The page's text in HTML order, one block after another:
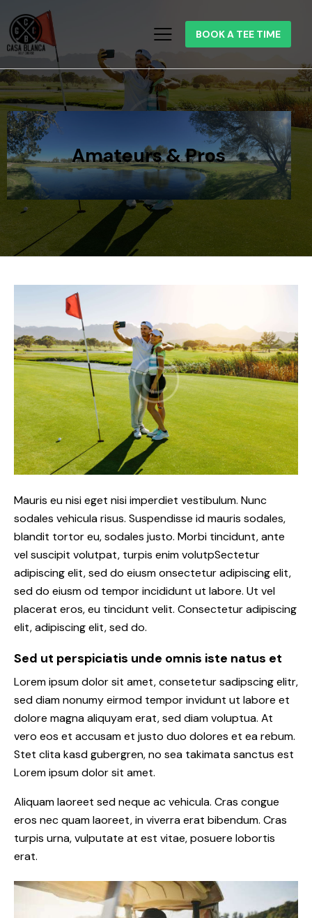
BOOK A TEE TIME
Amateurs & Pros
Mauris eu nisi eget nisi imperdiet vestibulum. Nunc
sodales vehicula risus. Suspendisse id mauris sodales,
blandit tortor eu, sodales justo. Morbi tincidunt, ante
vel suscipit volutpat, turpis enim volutpSectetur
adipiscing elit, sed do eiusm onsectetur adipiscing elit,
sed do eiusm od tempor incididunt ut labore. Ut vel
placerat eros, eu tincidunt velit. Consectetur adipiscing
elit, adipiscing elit, sed do.
Sed ut perspiciatis unde omnis iste natus et
Lorem ipsum dolor sit amet, consetetur sadipscing elitr,
sed diam nonumy eirmod tempor invidunt ut labore et
dolore magna aliquyam erat, sed diam voluptua. At
vero eos et accusam et justo duo dolores et ea rebum.
Stet clita kasd gubergren, no sea takimata sanctus est
Lorem ipsum dolor sit amet.
Aliquam laoreet sed neque ac vehicula. Cras congue
eros nec quam laoreet, in viverra erat bibendum. Cras
turpis urna, vulputate at est vitae, posuere lobortis
erat.